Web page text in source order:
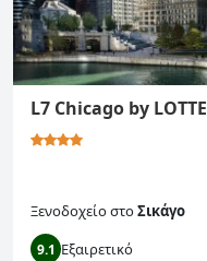
L7 Chicago by LOTTE
ΞενοδοχείοστοΣικάγο
9.1 Εξαιρετικό